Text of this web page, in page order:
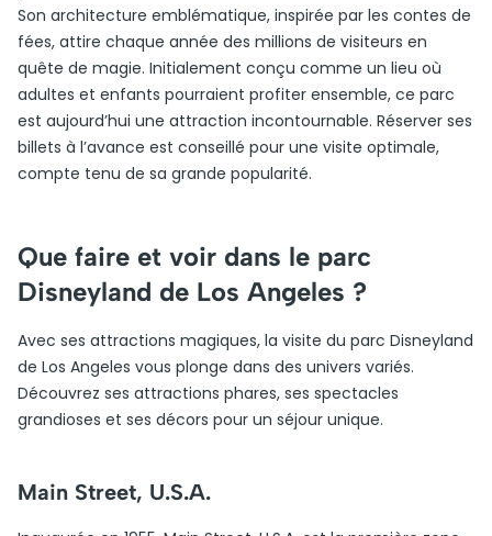
Son architecture emblématique, inspirée par les contes de
fées, attire chaque année des millions de visiteurs en
quête de magie. Initialement conçu comme un lieu où
adultes et enfants pourraient profiter ensemble, ce parc
est aujourd’hui une attraction incontournable. Réserver ses
billets à l’avance est conseillé pour une visite optimale,
compte tenu de sa grande popularité.
Que faire et voir dans le parc
Disneyland de Los Angeles ?
Avec ses attractions magiques, la visite du parc Disneyland
de Los Angeles vous plonge dans des univers variés.
Découvrez ses attractions phares, ses spectacles
grandioses et ses décors pour un séjour unique.
Main Street, U.S.A.